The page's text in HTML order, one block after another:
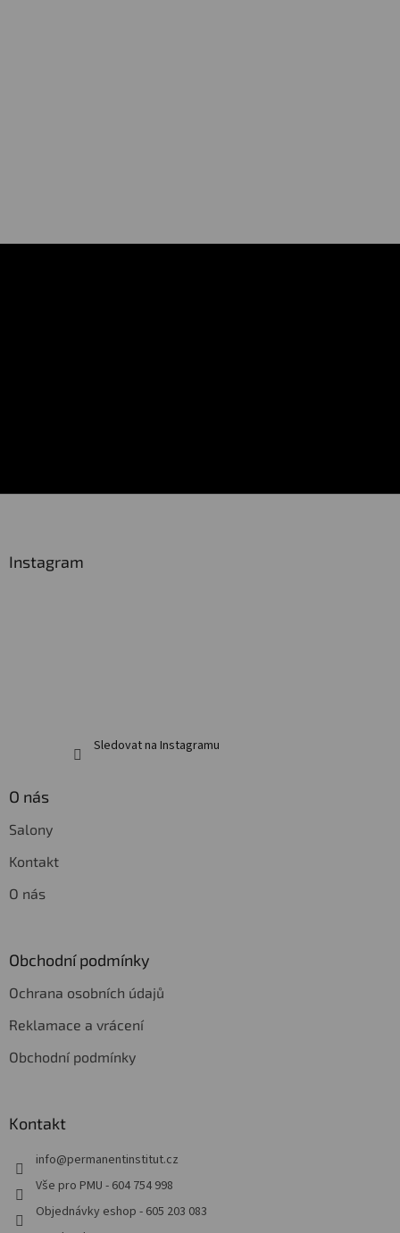
Instagram
Sledovat na Instagramu
O nás
Salony
Kontakt
O nás
Obchodní podmínky
Ochrana osobních údajů
Reklamace a vrácení
Obchodní podmínky
Kontakt
info@permanentinstitut.cz
Vše pro PMU - 604 754 998
Objednávky eshop - 605 203 083